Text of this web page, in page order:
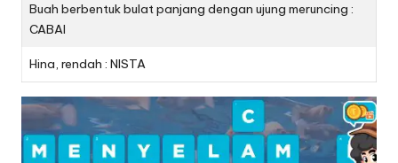
Buah berbentuk bulat panjang dengan ujung meruncing :
CABAI
Hina, rendah : NISTA